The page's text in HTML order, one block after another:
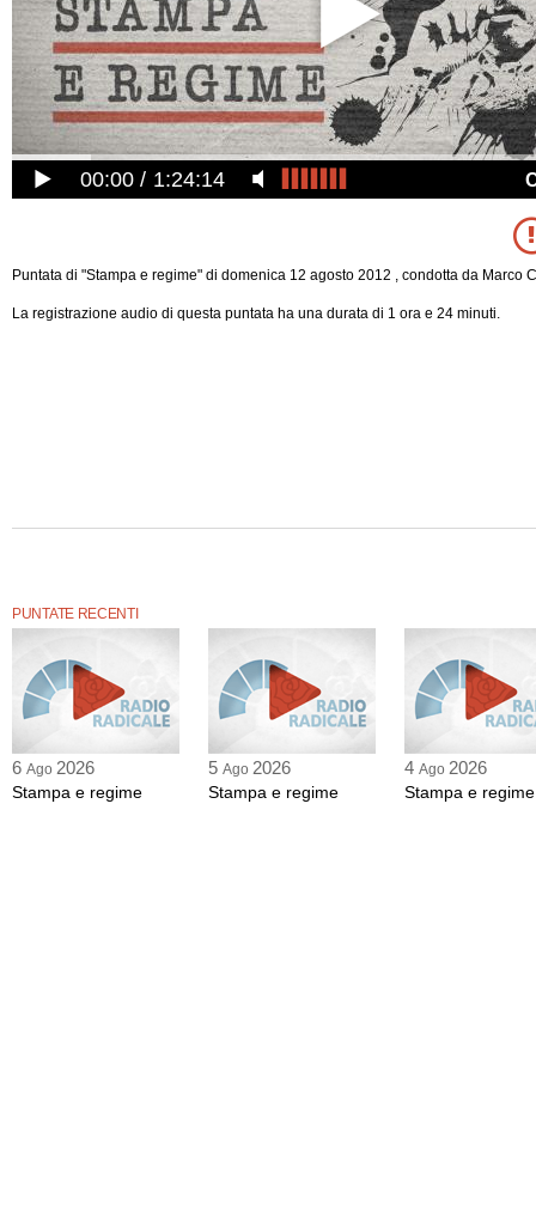
00:00 1:24:14
Puntata di "Stampa e regime" di domenica 12 agosto 2012 , condotta da Marco
La registrazione audio di questa puntata ha una durata di 1 ora e 24 minuti.
PUNTATE RECENTI
6 Ago 2026
Stampa e regime
5 Ago 2026
Stampa e regime
4 Ago 2026
Stampa e regime